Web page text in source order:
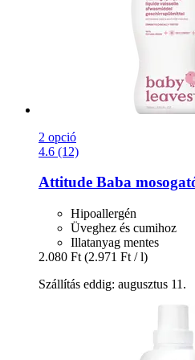
2 opció
4.6 (12)
Attitude Baba
Hipoallergén
Üveghez és cumihoz
Illatanyag mentes
2.080 Ft (2.971 Ft / l)
Szállítás eddig: augusztus 11.